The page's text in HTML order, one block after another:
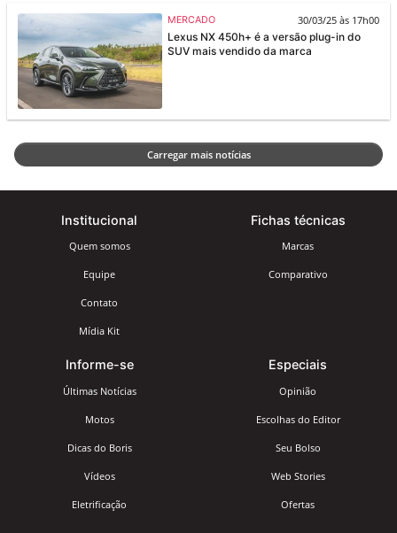
MERCADO
30/03/25 às 17h00
Lexus NX 450h+ é a versão plug-in do
SUV mais vendido da marca
Carregar mais notícias
Institucional
Quem somos
Equipe
Contato
Mídia Kit
Fichas técnicas
Marcas
Comparativo
Informe-se
Últimas Notícias
Motos
Dicas do Boris
Vídeos
Eletrificação
Especiais
Opinião
Escolhas do Editor
Seu Bolso
Web Stories
Ofertas